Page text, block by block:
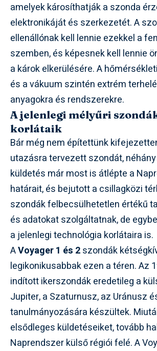
amelyek károsíthatják a szonda
elektronikáját és szerkezetét. A
ellenállónak kell lennie ezekkel a
szemben, és képesnek kell lennie
a károk elkerülésére. A
és a vákuum szintén extrém
anyagokra és rendszerekre.
A jelenlegi mélyűri
korlátaik
Bár még nem építettünk
utazásra tervezett szondát,
küldetés már most is átlépte a
határait, és bejutott a csillagközi
szondák felbecsülhetetlen értékű
és adatokat szolgáltatnak, de
a jelenlegi technológia korlátaira is.
AVoyager 1 és 2szondák
legikonikusabbak ezen a téren. Az
indított ikerszondák eredetileg a
Jupiter, a Szaturnusz, az Uránusz
tanulmányozására készültek.
elsődleges küldetéseiket, tovább
Naprendszer külső régiói felé. A